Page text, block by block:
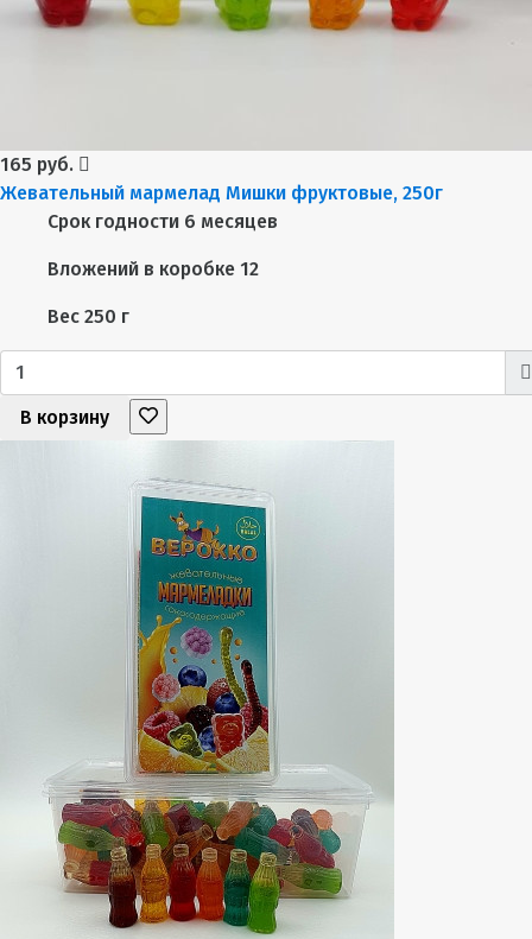
165 руб.
Жевательный мармелад Мишки фруктовые, 250г
Срок годности 6 месяцев
Вложений в коробке 12
Вес 250 г
В корзину